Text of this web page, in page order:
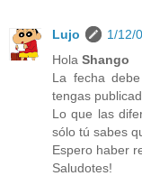
Lujo
1/12/
Hola Shango
La fecha
tengas
Lo que las
sólo tú sabes
Espero haber
Saludotes!